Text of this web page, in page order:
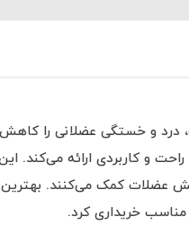
درد و خستگی عضلانی را
و کاربردی ارائه می‌کند.
عضلات کمک می‌کنند. بهترین
مناسب خریداری کرد.